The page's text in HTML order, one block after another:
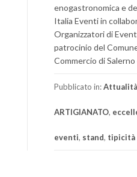
enogastronomica e
Italia Eventi in
Organizzatori di
patrocinio del
Commercio di
Pubblicato in:Attualità
ARTIGIANATO,
eventi, stand, tipicità